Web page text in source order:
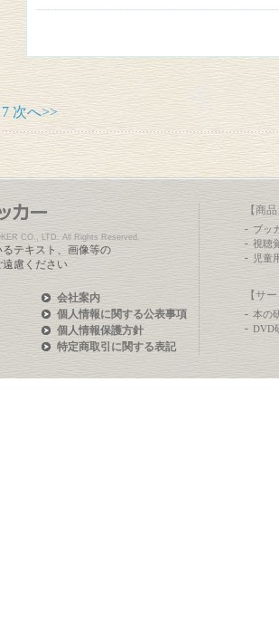
7 次へ>>
CO., LTD. All Rights Reserved.
テキスト、画像等の
慮ください
会社案内
個人情報に関する公表事項
個人情報保護方針
特定商取引に関する表記
【商
ブッ
視聴
児童
【サ
本の
DVD